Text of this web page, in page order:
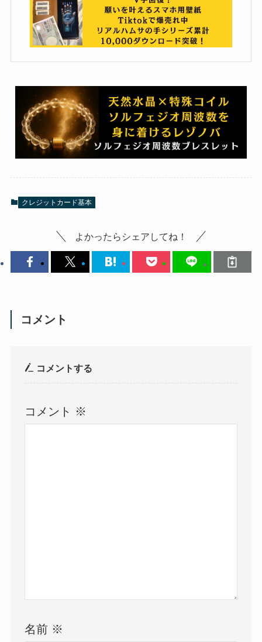
クレジットカード基本
よかったらシェアしてね！
コメント
コメントする
コメント ※
名前 ※